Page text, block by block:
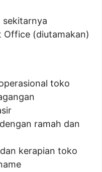
sekitarnya
Office (diutamakan)
toko
ramah dan
kerapian toko